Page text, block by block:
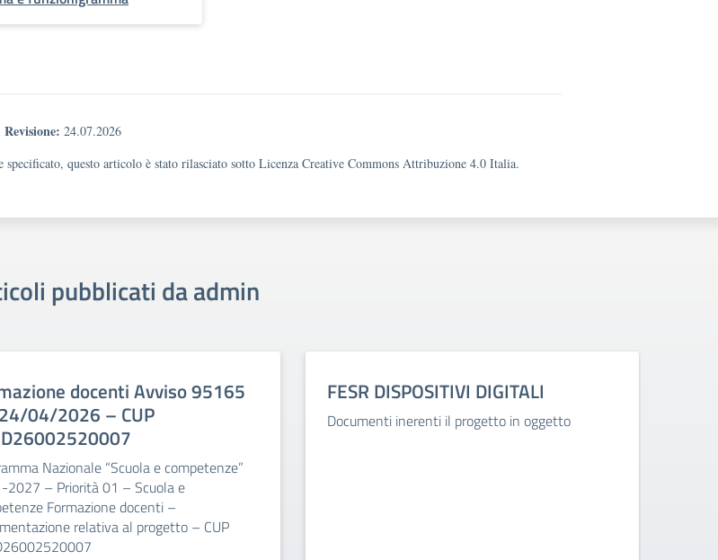
Revisione: 24.07.2026
specificato, questo articolo è stato rilasciato sotto Licenza Creative Commons Attribuzione 4.0 Italia.
pubblicati da admin
docenti Avviso 95165
04/2026 – CUP
Nazionale “Scuola e competenze”
2027 – Priorità 01 – Scuola e
Formazione docenti –
relativa al progetto – CUP
FESR DISPOSITIVI DIGITALI
Documenti inerenti il progetto in oggetto